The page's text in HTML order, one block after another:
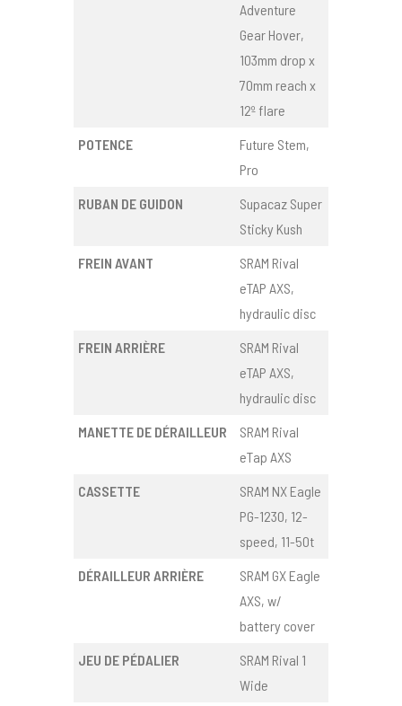
Adventure
Gear Hover,
103mm drop x
70mm reach x
12º flare
POTENCE
Future Stem,
Pro
RUBAN DE GUIDON
Supacaz Super
Sticky Kush
FREIN AVANT
SRAM Rival
eTAP AXS,
hydraulic disc
FREIN ARRIÈRE
SRAM Rival
eTAP AXS,
hydraulic disc
MANETTE DE DÉRAILLEUR
SRAM Rival
eTap AXS
CASSETTE
SRAM NX Eagle
PG-1230, 12-
speed, 11-50t
DÉRAILLEUR ARRIÈRE
SRAM GX Eagle
AXS, w/
battery cover
JEU DE PÉDALIER
SRAM Rival 1
Wide